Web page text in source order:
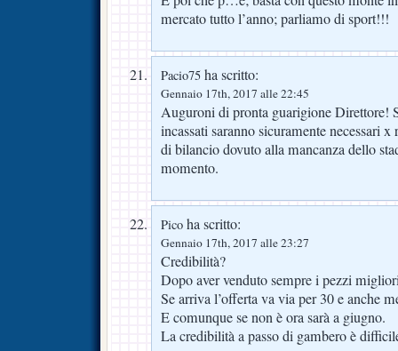
mercato tutto l’anno; parliamo di sport!!!
Pacio75 ha scritto:
Gennaio 17th, 2017 alle 22:45
Auguroni di pronta guarigione Direttore!
incassati saranno sicuramente necessari
di bilancio dovuto alla mancanza dello
momento.
Pico ha scritto:
Gennaio 17th, 2017 alle 23:27
Credibilità?
Dopo aver venduto sempre i pezzi
Se arriva l’offerta va via per 30 e anche
E comunque se non è ora sarà a giugno.
La credibilità a passo di gambero è